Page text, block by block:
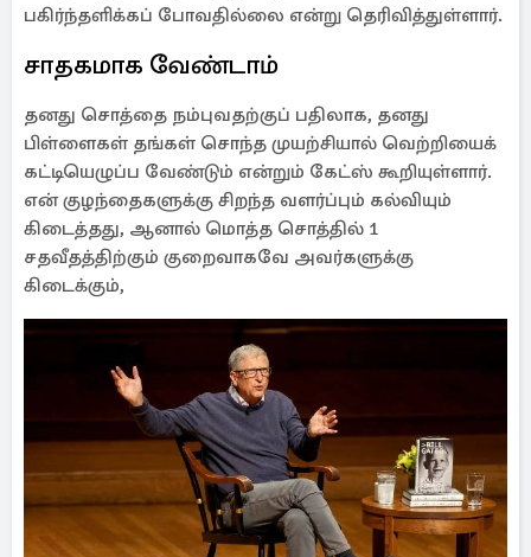
பகிர்ந்தளிக்கப் போவதில்லை என்று தெரிவித்துள்ளார்.
சாதகமாக வேண்டாம்
தனது சொத்தை நம்புவதற்குப் பதிலாக, தனது
பிள்ளைகள் தங்கள் சொந்த முயற்சியால் வெற்றியைக்
கட்டியெழுப்ப வேண்டும் என்றும் கேட்ஸ் கூறியுள்ளார்.
என் குழந்தைகளுக்கு சிறந்த வளர்ப்பும் கல்வியும்
கிடைத்தது, ஆனால் மொத்த சொத்தில் 1
சதவீதத்திற்கும் குறைவாகவே அவர்களுக்கு
கிடைக்கும்,